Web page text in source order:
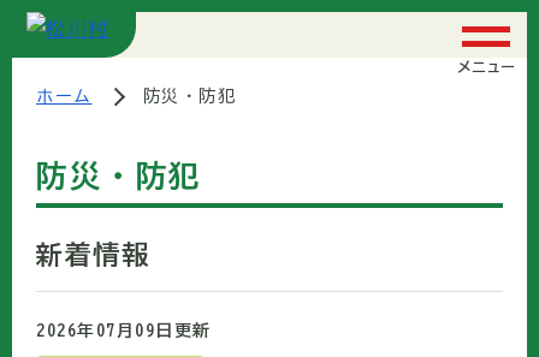
メニュー
ホーム 防災・防犯
防災・防犯
新着情報
2026年07月09日 更新